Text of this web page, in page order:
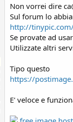
Non vorrei dire
Sul forum lo
http://
Se provate ad
Utilizzate altri
Tipo questo
https://
E' veloce e